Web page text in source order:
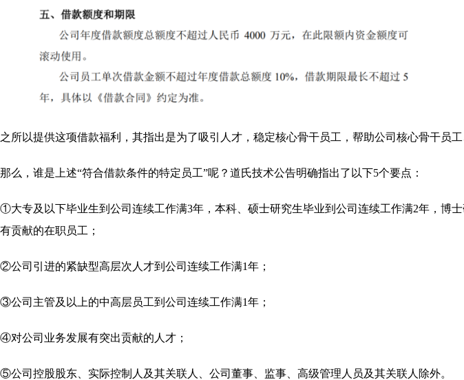
之所以提供这项借款福利，其指出是为了吸引人才，稳定核心骨干员工，帮助公司核心骨干员
那么，谁是上述“符合借款条件的特定员工”呢？道氏技术公告明确指出了以下5个要点：
①大专及以下毕业生到公司连续工作满3年，本科、硕士研究生毕业到公司连续工作满2年，博
有贡献的在职员工；
②公司引进的紧缺型高层次人才到公司连续工作满1年；
③公司主管及以上的中高层员工到公司连续工作满1年；
④对公司业务发展有突出贡献的人才；
⑤公司控股股东、实际控制人及其关联人、公司董事、监事、高级管理人员及其关联人除外。